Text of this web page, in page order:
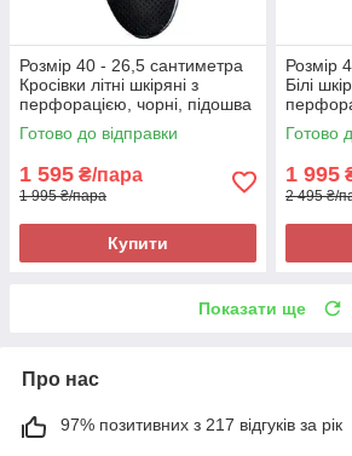
Розмір 40 - 26,5 сантиметра
Кросівки літні шкіряні з
перфорацією, чорні, підошва
з піни, легкі та зручні
Готово до відправки
1 595 ₴/пара
1 995 ₴/пара
Купити
Розмір
Білі
піни,
Готово
1 995
2 495 ₴/
Показати ще
Про нас
97% позитивних з 217 відгуків за рік